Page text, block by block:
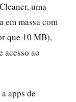
uma
em massa com
que 10 MB),
acesso ao
apps de